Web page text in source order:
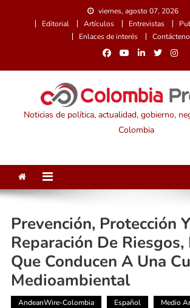
viernes, agosto 07, 2026
Editorial
Artículos Entrevistas
Enlaces de interés
Noticias de política, actualidad, gobierno,
Colombia
Prevención, Protección Y
Reparación De Riesgos,
Que Conducen A Una
Medioambiental
AndeanWire-Colombia Español
Medio